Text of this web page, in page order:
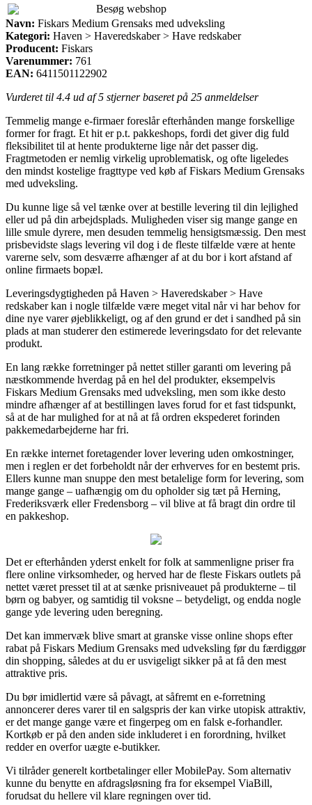
Besøg webshop
Navn: Fiskars Medium Grensaks med udveksling
Kategori: Haven > Haveredskaber > Have redskaber
Producent: Fiskars
Varenummer: 761
EAN: 6411501122902
Vurderet til 4.4 ud af 5 stjerner baseret på 25 anmeldelser
Temmelig mange e-firmaer foreslår efterhånden mange forskellige
former for fragt. Et hit er p.t. pakkeshops, fordi det giver dig fuld
fleksibilitet til at hente produkterne lige når det passer dig.
Fragtmetoden er nemlig virkelig uproblematisk, og ofte ligeledes
den mindst kostelige fragttype ved køb af Fiskars Medium Grensaks
med udveksling.
Du kunne lige så vel tænke over at bestille levering til din lejlighed
eller ud på din arbejdsplads. Muligheden viser sig mange gange en
lille smule dyrere, men desuden temmelig hensigtsmæssig. Den mest
prisbevidste slags levering vil dog i de fleste tilfælde være at hente
varerne selv, som desværre afhænger af at du bor i kort afstand af
online firmaets bopæl.
Leveringsdygtigheden på Haven > Haveredskaber > Have
redskaber kan i nogle tilfælde være meget vital når vi har behov for
dine nye varer øjeblikkeligt, og af den grund er det i sandhed på sin
plads at man studerer den estimerede leveringsdato for det relevante
produkt.
En lang række forretninger på nettet stiller garanti om levering på
næstkommende hverdag på en hel del produkter, eksempelvis
Fiskars Medium Grensaks med udveksling, men som ikke desto
mindre afhænger af at bestillingen laves forud for et fast tidspunkt,
så at de har mulighed for at nå at få ordren ekspederet forinden
pakkemedarbejderne har fri.
En række internet foretagender lover levering uden omkostninger,
men i reglen er det forbeholdt når der erhverves for en bestemt pris.
Ellers kunne man snuppe den mest betalelige form for levering, som
mange gange – uafhængig om du opholder sig tæt på Herning,
Frederiksværk eller Fredensborg – vil blive at få bragt din ordre til
en pakkeshop.
Det er efterhånden yderst enkelt for folk at sammenligne priser fra
flere online virksomheder, og herved har de fleste Fiskars outlets på
nettet været presset til at at sænke prisniveauet på produkterne – til
børn og babyer, og samtidig til voksne – betydeligt, og endda nogle
gange yde levering uden beregning.
Det kan immervæk blive smart at granske visse online shops efter
rabat på Fiskars Medium Grensaks med udveksling før du færdiggør
din shopping, således at du er usvigeligt sikker på at få den mest
attraktive pris.
Du bør imidlertid være så påvagt, at såfremt en e-forretning
annoncerer deres varer til en salgspris der kan virke utopisk attraktiv,
er det mange gange være et fingerpeg om en falsk e-forhandler.
Kortkøb er på den anden side inkluderet i en forordning, hvilket
redder en overfor uægte e-butikker.
Vi tilråder generelt kortbetalinger eller MobilePay. Som alternativ
kunne du benytte en afdragsløsning fra for eksempel ViaBill,
forudsat du hellere vil klare regningen over tid.